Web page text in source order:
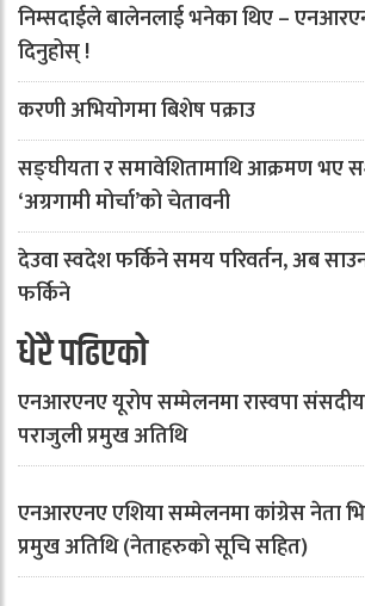
निम्सदाईले बालेनलाई भनेका थिए –
दिनुहोस् !
करणी अभियोगमा बिशेष पक्राउ
सङ्घीयता र समावेशितामाथि आक्रमण भए
‘अग्रगामी मोर्चा’को चेतावनी
देउवा स्वदेश फर्किने समय परिवर्तन, अब
फर्किने
धेरै पढिएको
एनआरएनए यूरोप सम्मेलनमा रास्वपा
पराजुली प्रमुख अतिथि
एनआरएनए एशिया सम्मेलनमा कांग्रेस नेता
प्रमुख अतिथि (नेताहरुको सूचि सहित)